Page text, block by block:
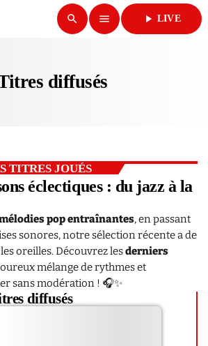
search menu play_arrow LIVE
close
ÉMISSIONS
?
diffusés
TITRES JOUÉS
éclectiques : du jazz à la
pop entraînantes, en passant
sonores, notre sélection récente a de
oreilles. Découvrez lesderniers
mélange de rythmes et
sans modération ! 🎧✨
diffusés